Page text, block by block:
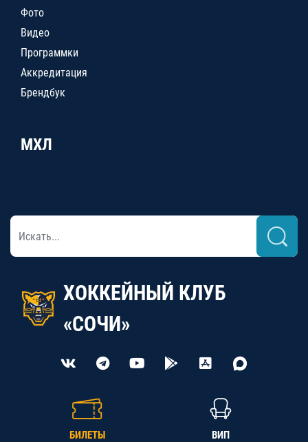
Фото
Видео
Программки
Аккредитация
Брендбук
МХЛ
ХОККЕЙНЫЙ КЛУБ
«СОЧИ»
БИЛЕТЫ ВИП